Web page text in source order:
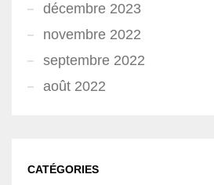
décembre 2023
novembre 2022
septembre 2022
août 2022
CATÉGORIES